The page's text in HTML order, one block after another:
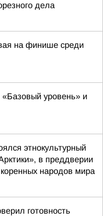
дела
на финише среди
уровень» и
этнокультурный
в преддверии
народов мира
готовность